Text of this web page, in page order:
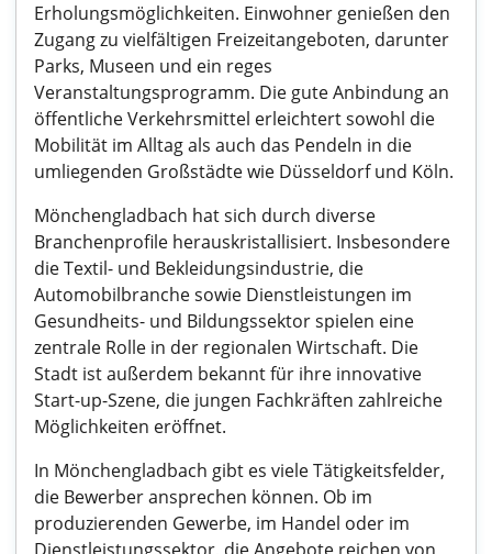
Erholungsmöglichkeiten. Einwohner genießen den
Zugang zu vielfältigen Freizeitangeboten, darunter
Parks, Museen und ein reges
Veranstaltungsprogramm. Die gute Anbindung an
öffentliche Verkehrsmittel erleichtert sowohl die
Mobilität im Alltag als auch das Pendeln in die
umliegenden Großstädte wie Düsseldorf und Köln.
Mönchengladbach hat sich durch diverse
Branchenprofile herauskristallisiert. Insbesondere
die Textil- und Bekleidungsindustrie, die
Automobilbranche sowie Dienstleistungen im
Gesundheits- und Bildungssektor spielen eine
zentrale Rolle in der regionalen Wirtschaft. Die
Stadt ist außerdem bekannt für ihre innovative
Start-up-Szene, die jungen Fachkräften zahlreiche
Möglichkeiten eröffnet.
In Mönchengladbach gibt es viele Tätigkeitsfelder,
die Bewerber ansprechen können. Ob im
produzierenden Gewerbe, im Handel oder im